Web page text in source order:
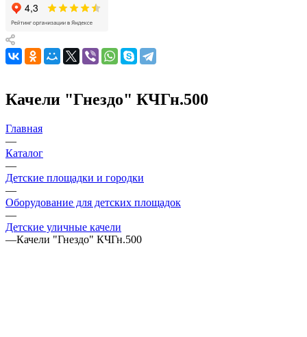
Качели "Гнездо" КЧГн.500
Главная
—
Каталог
—
Детские площадки и городки
—
Оборудование для детских площадок
—
Детские уличные качели
—Качели "Гнездо" КЧГн.500